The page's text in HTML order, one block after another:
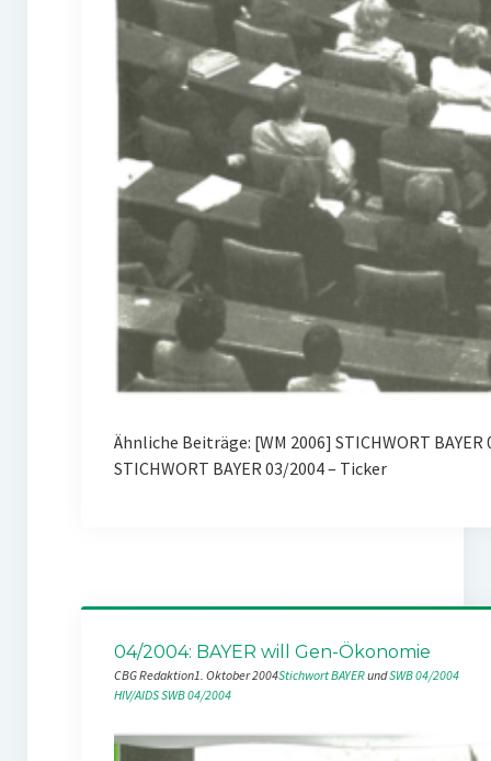
Ähnliche Beiträge: [WM 2006] STICHWORT
STICHWORT BAYER 03/2004 – Ticker
04/2004: BAYER will Gen-Ökonomie
CBG Redaktion1. Oktober 2004Stichwort BAYER und SWB 04/2004
HIV/AIDSSWB 04/2004